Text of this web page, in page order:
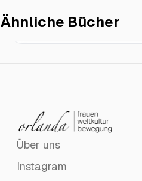
Ähnliche Bücher
Über uns
Instagram